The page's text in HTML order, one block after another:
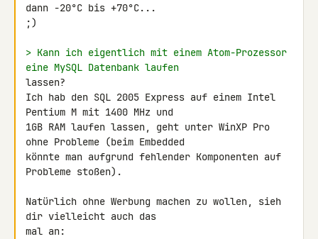
dann -20°C bis +70°C...
;)
> Kann ich eigentlich mit einem Atom-Prozessor
eine MySQL Datenbank laufen
lassen?
Ich hab den SQL 2005 Express auf einem Intel
Pentium M mit 1400 MHz und
1GB RAM laufen lassen, geht unter WinXP Pro
ohne Probleme (beim Embedded
könnte man aufgrund fehlender Komponenten auf
Probleme stoßen).
Natürlich ohne Werbung machen zu wollen, sieh
dir vielleicht auch das